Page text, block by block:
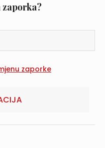
zaporka?